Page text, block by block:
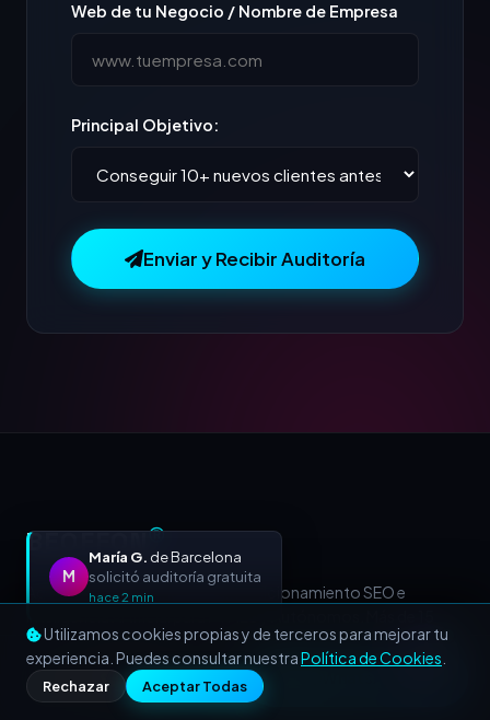
Web de tu Negocio / Nombre de Empresa
Principal Objetivo:
Enviar y Recibir Auditoría
BEOFFONⓇ
Agencia de Marketing Digital, Posicionamiento SEO e
años acelerando negocios a nivel nacional e internacional.
Utilizamos cookies propias y de terceros para mejorar tu
experiencia. Puedes consultar nuestraPolítica de Cookies
Rechazar Aceptar Todas
M
María G. de Barcelona
solicitó auditoría gratuita
hace 2 min
Llamar